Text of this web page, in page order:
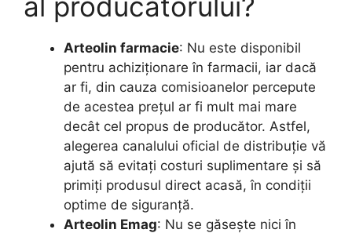
Arteolin farmacie: Nu este disponibil
pentru achiziționare în farmacii, iar dacă
ar fi, din cauza comisioanelor percepute
de acestea prețul ar fi mult mai mare
decât cel propus de producător. Astfel,
alegerea canalului oficial de distribuție vă
ajută să evitați costuri suplimentare și să
primiți produsul direct acasă, în condiții
optime de siguranță.
Arteolin Emag: Nu se găsește nici în